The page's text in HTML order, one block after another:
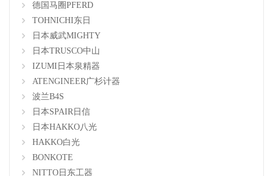
德国马圈PFERD
TOHNICHI东日
日本威武MIGHTY
日本TRUSCO中山
IZUMI日本泉精器
ATENGINEER广杉计器
波兰B4S
日本SPAIR日信
日本HAKKO八光
HAKKO白光
BONKOTE
NITTO日东工器